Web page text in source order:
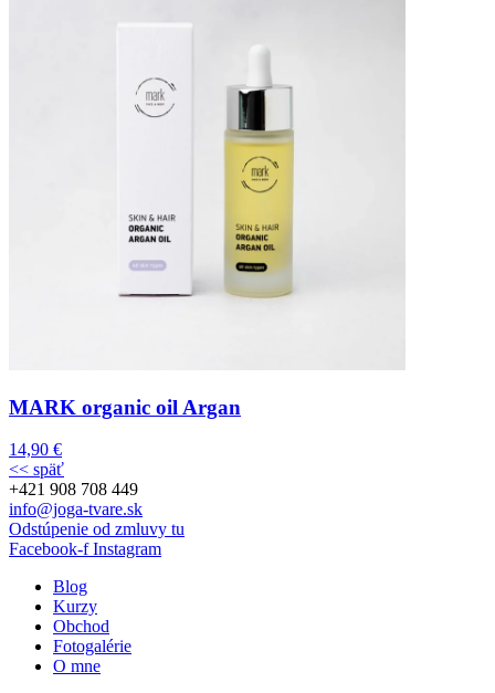
MARK organic oil Argan
14,90 €
<< späť
+421 908 708 449
info@joga-tvare.sk
Odstúpenie od zmluvy tu
Facebook-f Instagram
Blog
Kurzy
Obchod
Fotogalérie
O mne